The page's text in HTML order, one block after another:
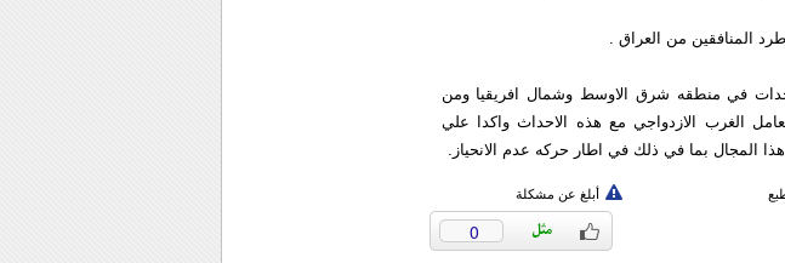
طرد المنافقين من العراق .
في منطقه شرق الاوسط وشمال افريقيا ومن
الغرب الازدواجي مع هذه الاحداث واكدا علي
المجال بما في ذلك في اطار حركه عدم الانحياز.
أبلغ عن مشكلة
0